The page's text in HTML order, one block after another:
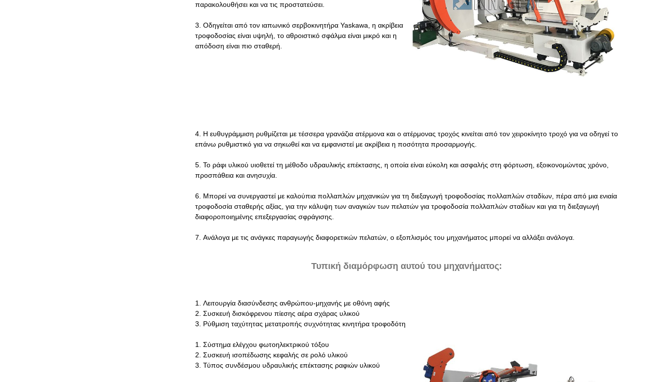
παρακολουθήσει και να τις προστατεύσει.
3. Οδηγείται από τον ιαπωνικό σερβοκινητήρα Yaskawa, η ακρίβεια
τροφοδοσίας είναι υψηλή, το αθροιστικό σφάλμα είναι μικρό και η
απόδοση είναι πιο σταθερή.
4. Η ευθυγράμμιση ρυθμίζεται με τέσσερα γρανάζια ατέρμονα και ο ατέρμονας τροχός κινείται από τον χειροκίνητο τροχό για να οδηγεί το
επάνω ρυθμιστικό για να σηκωθεί και να εμφανιστεί με ακρίβεια η ποσότητα προσαρμογής.
5. Το ράφι υλικού υιοθετεί τη μέθοδο υδραυλικής επέκτασης, η οποία είναι εύκολη και ασφαλής στη φόρτωση, εξοικονομώντας χρόνο,
προσπάθεια και ανησυχία.
6. Μπορεί να συνεργαστεί με καλούπια πολλαπλών μηχανικών για τη διεξαγωγή τροφοδοσίας πολλαπλών σταδίων, πέρα ​​από μια ενιαία
τροφοδοσία σταθερής αξίας, για την κάλυψη των αναγκών των πελατών για τροφοδοσία πολλαπλών σταδίων και για τη διεξαγωγή
διαφοροποιημένης επεξεργασίας σφράγισης.
7. Ανάλογα με τις ανάγκες παραγωγής διαφορετικών πελατών, ο εξοπλισμός του μηχανήματος μπορεί να αλλάξει ανάλογα.
Τυπική διαμόρφωση αυτού του μηχανήματος:
1. Λειτουργία διασύνδεσης ανθρώπου-μηχανής με οθόνη αφής
2. Συσκευή δισκόφρενου πίεσης αέρα σχάρας υλικού
3. Ρύθμιση ταχύτητας μετατροπής συχνότητας κινητήρα τροφοδότη
1. Σύστημα ελέγχου φωτοηλεκτρικού τόξου
2. Συσκευή ισοπέδωσης κεφαλής σε ρολό υλικού
3. Τύπος συνδέσμου υδραυλικής επέκτασης ραφιών υλικού